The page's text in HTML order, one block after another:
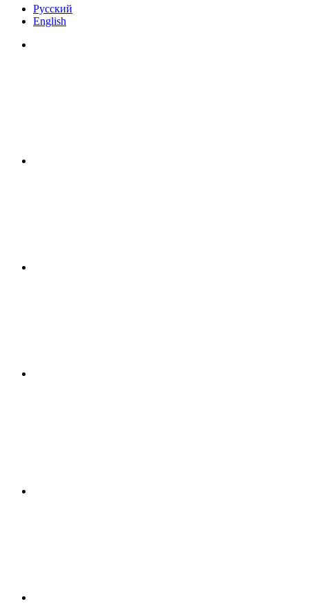
Русский
English